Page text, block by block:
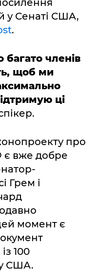
у Сенаті США,
.
членів
щоб ми
ці
про
є вже добре
Грем і
момент є
100
США.